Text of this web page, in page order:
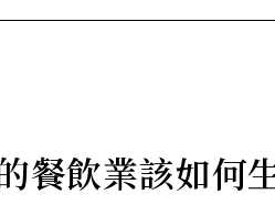
餐飲業該如何